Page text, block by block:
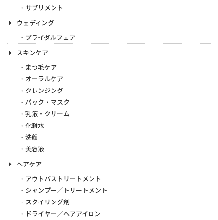
サプリメント
ウェディング
ブライダルフェア
スキンケア
まつ毛ケア
オーラルケア
クレンジング
パック・マスク
乳液・クリーム
化粧水
洗顔
美容液
ヘアケア
アウトバストリートメント
シャンプー／トリートメント
スタイリング剤
ドライヤー／ヘアアイロン